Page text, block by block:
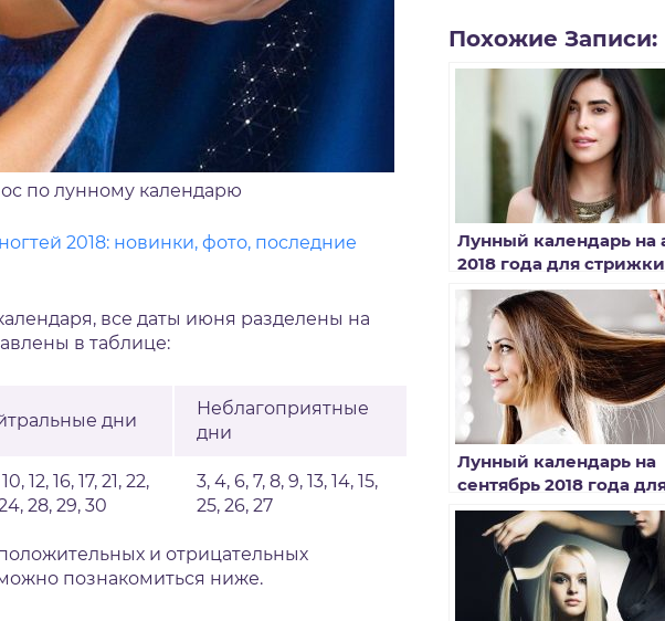
по лунному календарю
2018: новинки, фото, последние
все даты июня разделены на
в таблице:
дни
Неблагоприятные
дни
12, 16, 17, 21, 22,
28, 29, 30
3, 4, 6, 7, 8, 9, 13, 14, 15,
25, 26, 27
и отрицательных
познакомиться ниже.
Похожие Записи:
Лунный календарь на
2018 года для
окрашивания
Лунный календарь на
сентябрь 2018 года
стрижки волос и